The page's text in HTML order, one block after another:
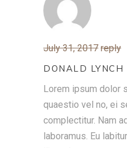
July 31, 2017 reply
DONALD LYNCH
Lorem ipsum dolor
quaestio vel no, ei
complectitur. Nam
laboramus. Eu